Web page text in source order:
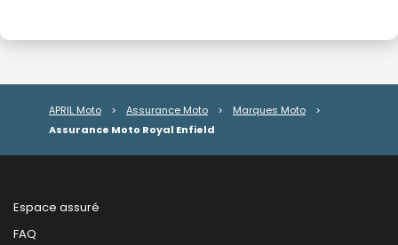
APRIL Moto > Assurance Moto > Marques Moto
>
Assurance Moto Royal Enfield
Espace assuré
FAQ